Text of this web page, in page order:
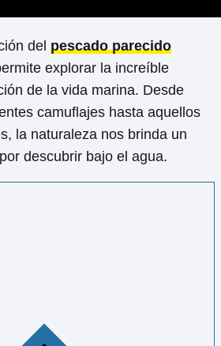
del pescado parecido
explorar la increíble
de la vida marina. Desde
camuflajes hasta aquellos
la naturaleza nos brinda un
descubrir bajo el agua.